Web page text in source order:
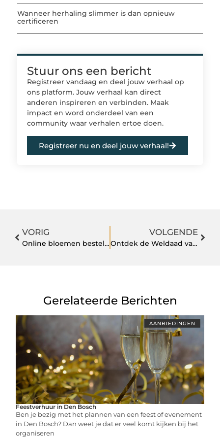
Wanneer herhaling slimmer is dan opnieuw
certificeren
Stuur ons een bericht
Registreer vandaag en deel jouw verhaal op
ons platform. Jouw verhaal kan direct
anderen inspireren en verbinden. Maak
impact en word onderdeel van een
community waar verhalen ertoe doen.
Registreer nu en deel jouw verhaal!
VORIG
Online bloemen bestellen: een persoonlijke ervaring
VOLGENDE
Ontdek de Weldaad van Zonnebank in Spijkenisse
Gerelateerde Berichten
AANBIEDINGEN
Feestverhuur in Den Bosch
Ben je bezig met het plannen van een feest of evenement
in Den Bosch? Dan weet je dat er veel komt kijken bij het
organiseren